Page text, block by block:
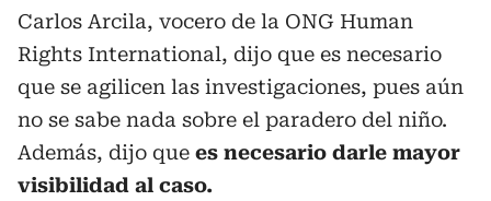
Carlos Arcila, vocero de la ONG Human
Rights International, dijo que es necesario
que se agilicen las investigaciones, pues aún
no se sabe nada sobre el paradero del niño.
Además, dijo que es necesario darle mayor
visibilidad al caso.